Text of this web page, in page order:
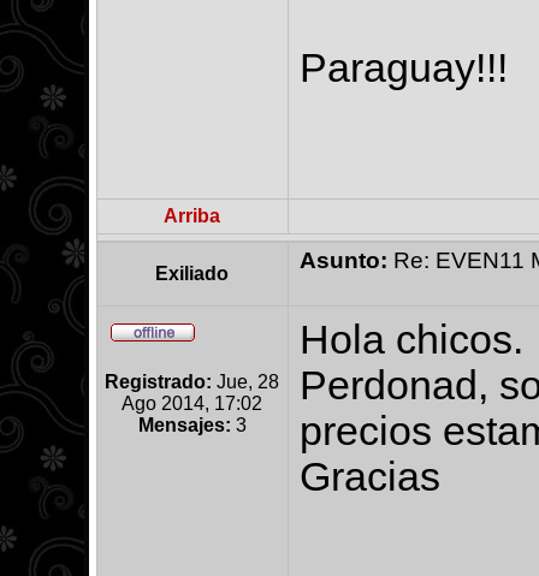
Paraguay!!!
Arriba
Exiliado
Asunto: Re: EVEN11
Registrado: Jue, 28
Ago 2014, 17:02
Mensajes: 3
Hola chicos.
Perdonad,
precios
Gracias